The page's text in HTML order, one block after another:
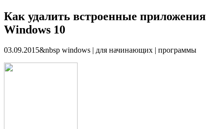
Как удалить встроенные приложения
Windows 10
03.09.2015&nbsp windows | для начинающих | программы